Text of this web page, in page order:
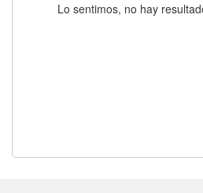
Lo sentimos, no hay